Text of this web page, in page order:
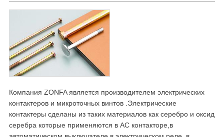
Компания ZONFA является производителем электрических
контактеров и микроточных винтов .Электрические
контактеры сделаны из таких материалов как серебро и оксид
серебра которые применяются в АС контакторе,в